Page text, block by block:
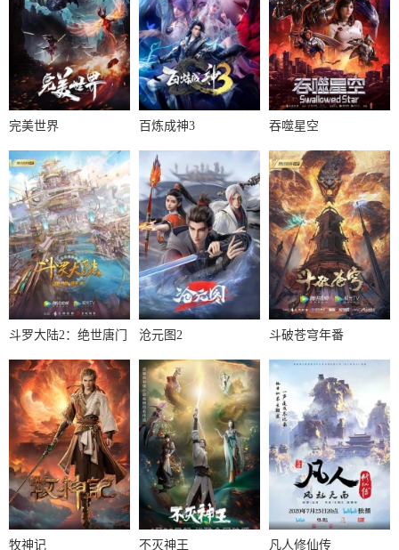
完美世界 百炼成神3 吞噬星空
斗罗大陆2：绝世唐门 沧元图2 斗破苍穹年番
牧神记 不灭神王 凡人修仙传